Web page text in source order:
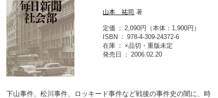
山本 祐司 著
定価
2,090円（本体：1,900円）
ISBN
978-4-309-24372-6
在庫
×品切・重版未定
発売日
2006.02.20
下山事件、松川事件、ロッキード事件など戦後の事件史の闇に、時